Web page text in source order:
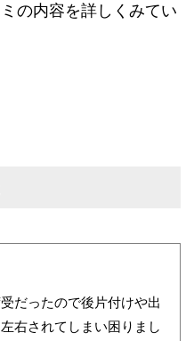
の内容を詳しくみてい
だったので後片付けや出
右されてしまい困りまし